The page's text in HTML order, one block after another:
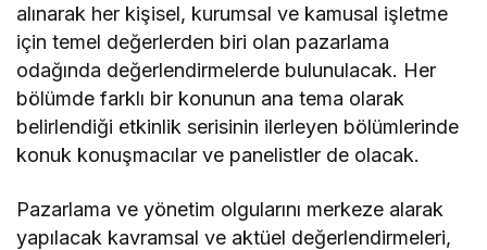
alınarak her kişisel, kurumsal ve kamusal işletme
için temel değerlerden biri olan pazarlama
odağında değerlendirmelerde bulunulacak. Her
bölümde farklı bir konunun ana tema olarak
belirlendiği etkinlik serisinin ilerleyen bölümlerinde
konuk konuşmacılar ve panelistler de olacak.
Pazarlama ve yönetim olgularını merkeze alarak
yapılacak kavramsal ve aktüel değerlendirmeleri,